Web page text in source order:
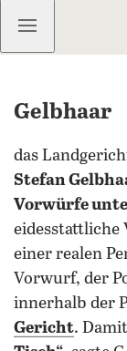
Kostenlos
Gelbhaar
das
Stefan
Vorwürfe
eidesstattliche
einer realen
Vorwurf, der
innerhalb der
Gericht.